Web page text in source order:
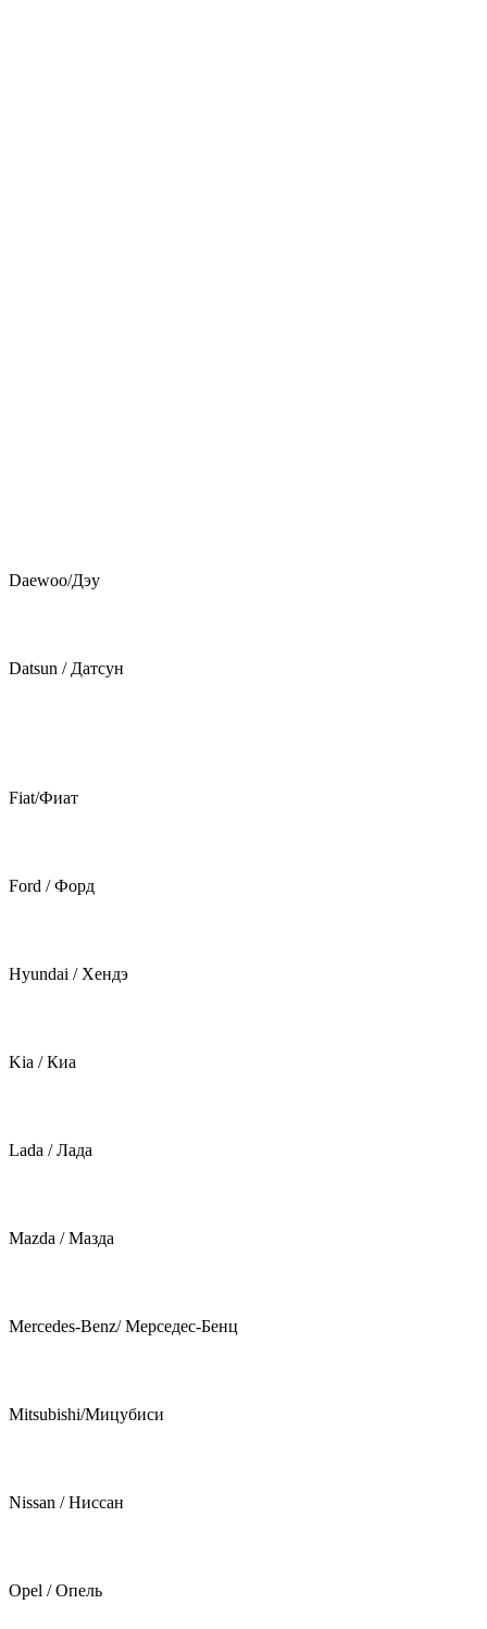
Daewoo/Дэу
Datsun / Датсун
Fiat/Фиат
Ford / Форд
Hyundai / Хендэ
Kia / Киа
Lada / Лада
Mazda / Мазда
Mercedes-Benz/ Мерседес-Бенц
Mitsubishi/Мицубиси
Nissan / Ниссан
Opel / Опель